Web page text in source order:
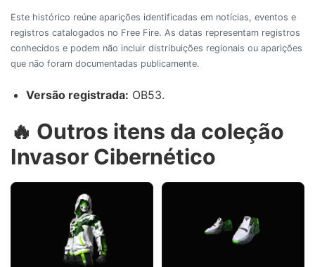
Este histórico reúne aparições identificadas em notícias, eventos e
registros catalogados no Free Fire. As datas representam registros
conhecidos e podem não incluir distribuições regionais ou aparições
que não foram documentadas publicamente.
Versão registrada: OB53.
🔥 Outros itens da coleção
Invasor Cibernético